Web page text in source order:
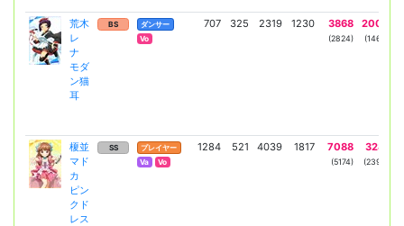
荒木
レ
ナ
モダ
ン猫
耳
BS
ダンサー
Vo
707 325 2319 1230 3868
(2824)
2002
(1462)
榎並
マド
カ
ピン
クド
レス
SS
プレイヤー
Va
Vo
1284 521 4039 1817 7088
(5174)
3281
(2395)